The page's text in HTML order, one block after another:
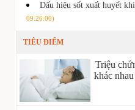
Dấu hiệu sốt xuất huyết
09:26:00)
TIÊU ĐIỂM
Triệu
khác